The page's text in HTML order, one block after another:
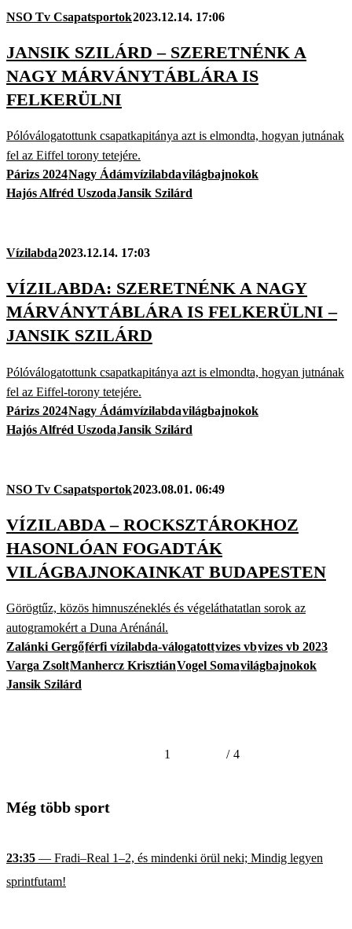
NSO Tv Csapatsportok2023.12.14. 17:06
JANSIK SZILÁRD – SZERETNÉNK A
NAGY MÁRVÁNYTÁBLÁRA IS
FELKERÜLNI
Pólóválogatottunk csapatkapitánya azt is elmondta, hogyan jutnának
fel az Eiffel torony tetejére.
Párizs 2024Nagy Ádámvízilabdavilágbajnokok
Hajós Alfréd UszodaJansik Szilárd
Vízilabda2023.12.14. 17:03
VÍZILABDA: SZERETNÉNK A NAGY
MÁRVÁNYTÁBLÁRA IS FELKERÜLNI –
JANSIK SZILÁRD
Pólóválogatottunk csapatkapitánya azt is elmondta, hogyan jutnának
fel az Eiffel-torony tetejére.
Párizs 2024Nagy Ádámvízilabdavilágbajnokok
Hajós Alfréd UszodaJansik Szilárd
NSO Tv Csapatsportok2023.08.01. 06:49
VÍZILABDA – ROCKSZTÁROKHOZ
HASONLÓAN FOGADTÁK
VILÁGBAJNOKAINKAT BUDAPESTEN
Görögtűz, közös himnuszéneklés és végeláthatatlan sorok az
autogramokért a Duna Arénánál.
Zalánki Gergőférfi vízilabda-válogatottvizes vbvizes vb 2023
Varga ZsoltManhercz KrisztiánVogel Somavilágbajnokok
Jansik Szilárd
1 / 4
Még több sport
23:35 — Fradi–Real 1–2, és mindenki örül neki; Mindig legyen
sprintfutam!